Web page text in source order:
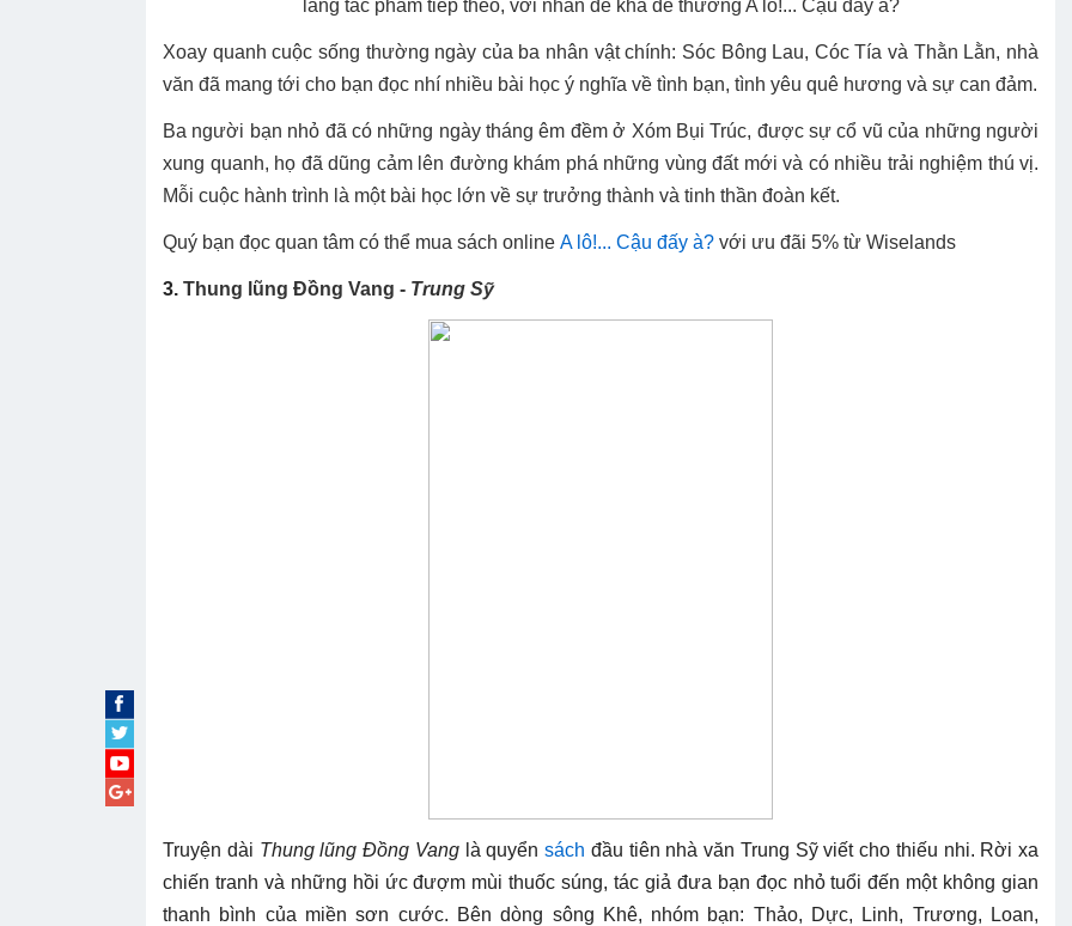
làng tác phẩm tiếp theo, với nhan đề khá dễ thương A lô!... Cậu đấy à?
Xoay quanh cuộc sống thường ngày của ba nhân vật chính: Sóc Bông Lau, Cóc Tía và Thằn Lằn, nhà
văn đã mang tới cho bạn đọc nhí nhiều bài học ý nghĩa về tình bạn, tình yêu quê hương và sự can đảm.
Ba người bạn nhỏ đã có những ngày tháng êm đềm ở Xóm Bụi Trúc, được sự cổ vũ của những người
xung quanh, họ đã dũng cảm lên đường khám phá những vùng đất mới và có nhiều trải nghiệm thú vị.
Mỗi cuộc hành trình là một bài học lớn về sự trưởng thành và tinh thần đoàn kết.
Quý bạn đọc quan tâm có thể mua sách online A lô!... Cậu đấy à? với ưu đãi 5% từ Wiselands
3. Thung lũng Đồng Vang - Trung Sỹ
Truyện dài Thung lũng Đồng Vanglà quyển sách đầu tiên nhà văn Trung Sỹ viết cho thiếu nhi. Rời xa
chiến tranh và những hồi ức đượm mùi thuốc súng, tác giả đưa bạn đọc nhỏ tuổi đến một không gian
thanh bình của miền sơn cước. Bên dòng sông Khê, nhóm bạn: Thảo, Dực, Linh, Trương, Loan,